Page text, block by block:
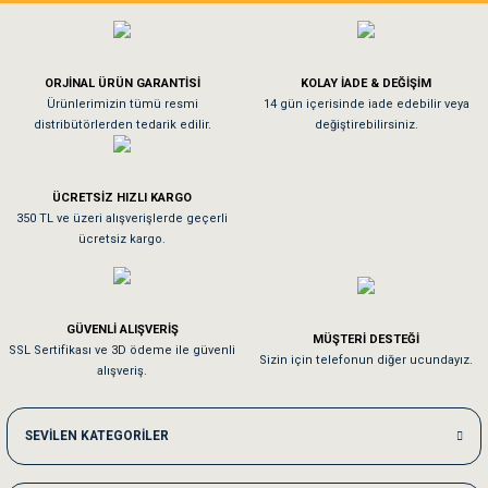
Köpeğim bayıldı hediyeler için teşekkürler
As**** Tu******
Tavşanım kafesinin kalitesine ve paketlemesine bayıldım
Sa**** On******
Kedilerim beğeniyorlar. Memnunuz. Uygun fiyatta olması iyi.
Me***** Ya******
Akşam verdiğim sipariş bir sonraki gün elime ulaştı. Jack russell köpeğim
ORJİNAL ÜRÜN GARANTİSİ
Ürünlerimizin tümü resmi
distribütörlerden tedarik edilir.
KOLAY İADE & DEĞİŞİM
14 gün içerisinde iade edebilir veya
değiştirebilirsiniz.
ÜCRETSİZ HIZLI KARGO
350 TL ve üzeri alışverişlerde geçerli
ücretsiz kargo.
GÜVENLİ ALIŞVERİŞ
SSL Sertifikası ve 3D ödeme ile güvenli
alışveriş.
MÜŞTERİ DESTEĞİ
Sizin için telefonun diğer ucundayız.
SEVİLEN KATEGORİLER